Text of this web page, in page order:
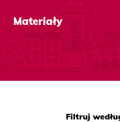
Materiały
Filtruj